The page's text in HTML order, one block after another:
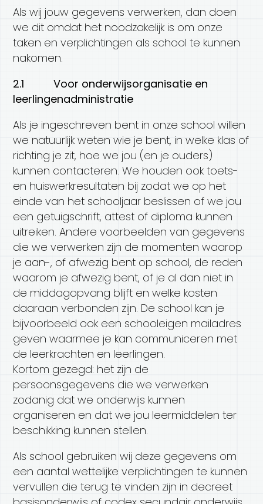
Als wij jouw gegevens verwerken, dan doen
we dit omdat het noodzakelijk is om onze
taken en verplichtingen als school te kunnen
nakomen.
2.1 Voor onderwijsorganisatie en
leerlingenadministratie
Als je ingeschreven bent in onze school willen
we natuurlijk weten wie je bent, in welke klas of
richting je zit, hoe we jou (en je ouders)
kunnen contacteren. We houden ook toets-
en huiswerkresultaten bij zodat we op het
einde van het schooljaar beslissen of we jou
een getuigschrift, attest of diploma kunnen
uitreiken. Andere voorbeelden van gegevens
die we verwerken zijn de momenten waarop
je aan-, of afwezig bent op school, de reden
waarom je afwezig bent, of je al dan niet in
de middagopvang blijft en welke kosten
daaraan verbonden zijn. De school kan je
bijvoorbeeld ook een schooleigen mailadres
geven waarmee je kan communiceren met
de leerkrachten en leerlingen.
Kortom gezegd: het zijn de
persoonsgegevens die we verwerken
zodanig dat we onderwijs kunnen
organiseren en dat we jou leermiddelen ter
beschikking kunnen stellen.
Als school gebruiken wij deze gegevens om
een aantal wettelijke verplichtingen te kunnen
vervullen die terug te vinden zijn in decreet